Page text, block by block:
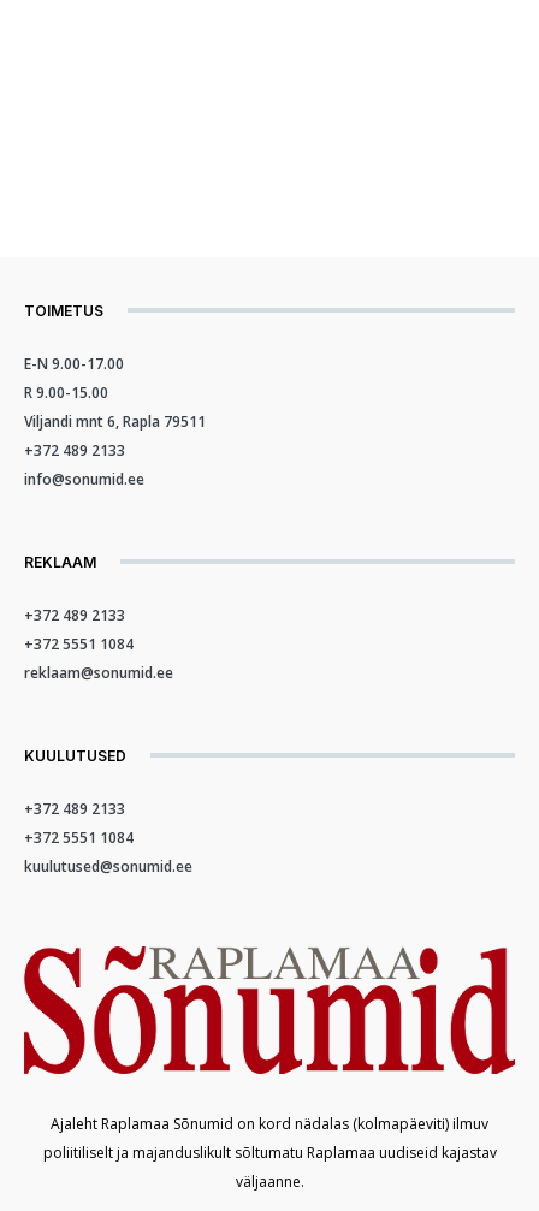
TOIMETUS
E-N 9.00-17.00
R 9.00-15.00
Viljandi mnt 6, Rapla 79511
+372 489 2133
info@sonumid.ee
REKLAAM
+372 489 2133
+372 5551 1084
reklaam@sonumid.ee
KUULUTUSED
+372 489 2133
+372 5551 1084
kuulutused@sonumid.ee
Ajaleht Raplamaa Sõnumid on kord nädalas (kolmapäeviti) ilmuv
poliitiliselt ja majanduslikult sõltumatu Raplamaa uudiseid kajastav
väljaanne.